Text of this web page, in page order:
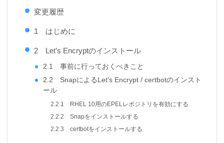
変更履歴
1 はじめに
2 Let’s Encryptのインストール
2.1 事前に行っておくべきこと
2.2 SnapによるLet’s Encrypt / certbotのインスト
ール
2.2.1 RHEL 10用のEPELレポジトリを有効にする
2.2.2 Snapをインストールする
2.2.3 certbotをインストールする